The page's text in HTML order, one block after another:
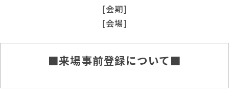
[会期]
[会場]
■来場事前登録について■